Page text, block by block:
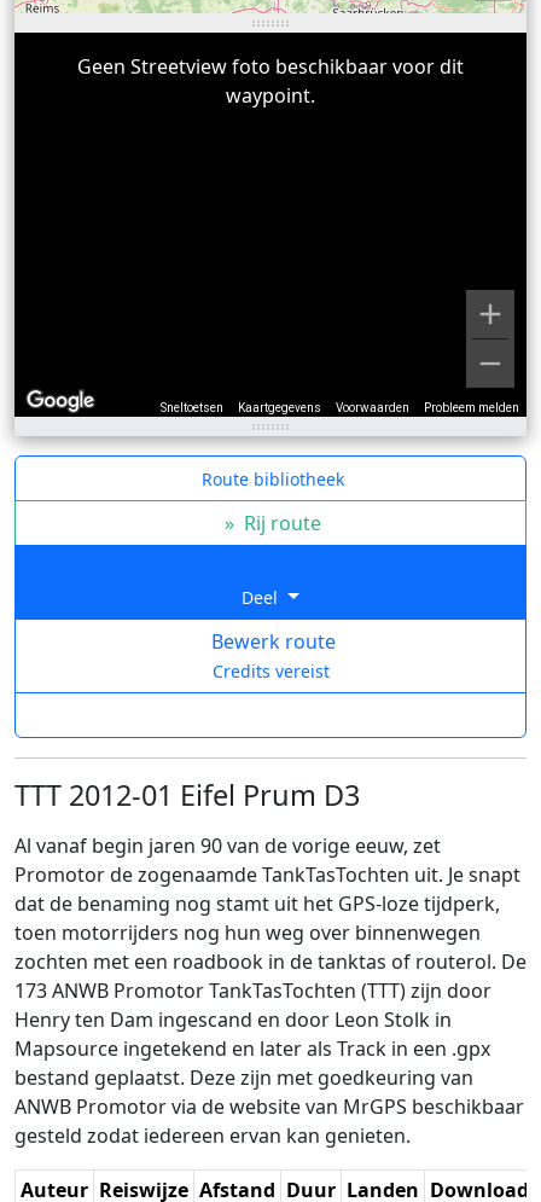
Sneltoetsen Kaartgegevens Voorwaarden Probleem melden
Geen Streetview foto beschikbaar voor dit
waypoint.
Route bibliotheek
» Rij route
Deel
Bewerk route
Credits vereist
TTT 2012-01 Eifel Prum D3
Al vanaf begin jaren 90 van de vorige eeuw, zet
Promotor de zogenaamde TankTasTochten uit. Je snapt
dat de benaming nog stamt uit het GPS-loze tijdperk,
toen motorrijders nog hun weg over binnenwegen
zochten met een roadbook in de tanktas of routerol. De
173 ANWB Promotor TankTasTochten (TTT) zijn door
Henry ten Dam ingescand en door Leon Stolk in
Mapsource ingetekend en later als Track in een .gpx
bestand geplaatst. Deze zijn met goedkeuring van
ANWB Promotor via de website van MrGPS beschikbaar
gesteld zodat iedereen ervan kan genieten.
Auteur Reiswijze Afstand Duur Landen Download